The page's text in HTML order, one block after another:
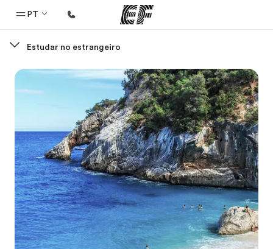
PT
Bem-vindo à EF
Saiba tudo que oferecemos
Escritórios
Encontre um escritório
Sobre nós
Quem somos
Carreiras
Estudar no estrangeiro